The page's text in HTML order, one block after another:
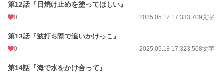
第12話『日焼け止めを塗ってほしい』
0 2025.05.17 17:333,709文字
第13話『波打ち際で追いかけっこ』
0 2025.05.18 17:323,508文字
第14話『海で水をかけ合って』